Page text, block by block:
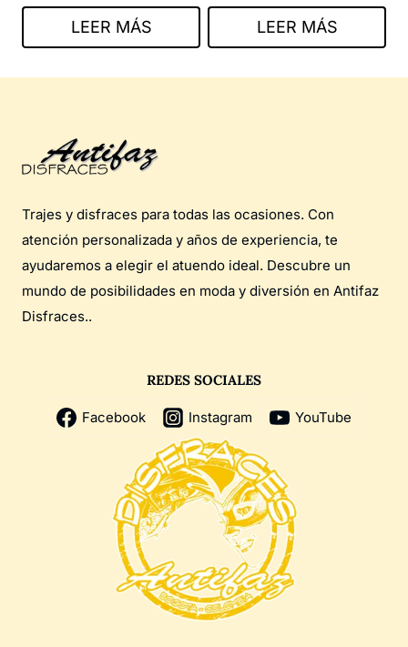
LEER MÁS LEER MÁS
Trajes y disfraces para todas las ocasiones. Con
atención personalizada y años de experiencia, te
ayudaremos a elegir el atuendo ideal. Descubre un
mundo de posibilidades en moda y diversión en Antifaz
Disfraces..
REDES SOCIALES
Facebook Instagram YouTube